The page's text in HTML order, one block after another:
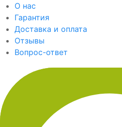
О нас
Гарантия
Доставка и оплата
Отзывы
Вопрос-ответ